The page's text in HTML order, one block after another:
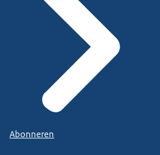
Abonneren